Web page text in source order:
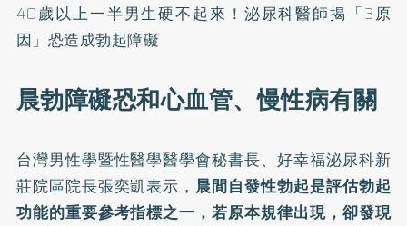
40歲以上一半男生硬不起來！泌尿科醫師揭「3原
因」恐造成勃起障礙
晨勃障礙恐和心血管、慢性病有關
台灣男性學暨性醫學醫學會秘書長、好幸福泌尿科新
莊院區院長張奕凱表示，晨間自發性勃起是評估勃起
功能的重要參考指標之一，若原本規律出現，卻發現